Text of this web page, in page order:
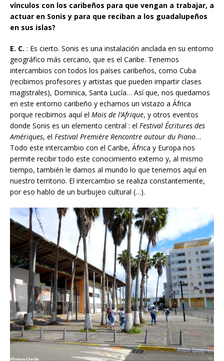
vínculos con los caribeños para que vengan a trabajar, a
actuar en Sonis y para que reciban a los guadalupeños
en sus islas?
E. C. : Es cierto. Sonis es una instalación anclada en su entorno
geográfico más cercano, que es el Caribe. Tenemos
intercambios con todos los países caribeños, como Cuba
(recibimos profesores y artistas que pueden impartir clases
magistrales), Dominica, Santa Lucía… Así que, nos quedamos
en este entorno caribeño y echamos un vistazo a África
porque recibimos aquí el Mois de l’Afrique, y otros eventos
donde Sonis es un elemento central : el Festival Écritures des
Amériques, el Festival Première Rencontre autour du Piano…
Todo este intercambio con el Caribe, África y Europa nos
permite recibir todo este conocimiento externo y, al mismo
tiempo, también le damos al mundo lo que tenemos aquí en
nuestro territorio. El intercambio se realiza constantemente,
por eso hablo de un burbujeo cultural (…).